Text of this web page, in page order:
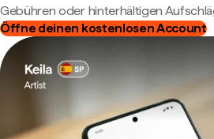
Gebühren oder hinterhältigen
Öffne deinen kostenlosen Account